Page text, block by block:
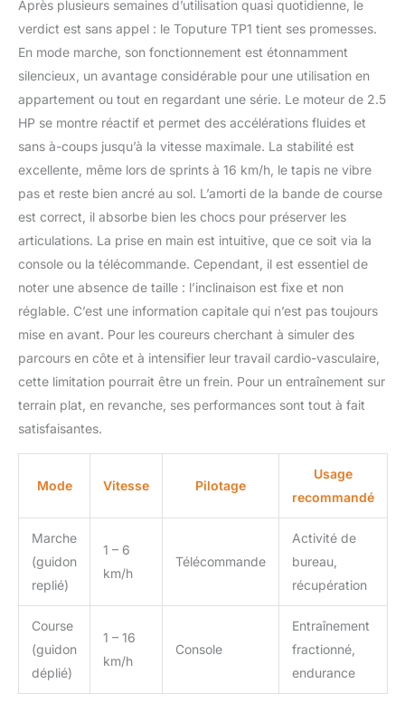
moteur de 2,5 HP qui
offre une capacité de
charge de 130 kg. La
ceinture de course à
texture antidérapante à 7
couches a une grande
surface de course
(1000*400MM). Les
colonnes internes en
silicone absorbent
fortement les impacts,
amortissant vos genoux,
vos muscles et vos
articulations tout en
réduisant le bruit pour
éviter de déranger les
autres. 【Conception
peu encombrante, aucun
assemblage requis】 Le
2-en-1 présente une
conception avancée
boucle. Ce tapis roulant
domestique pèse 22 kg
et comporte des roues
de transport inférieures
pour un transport facile.
Pliez et rangez sous une
table ou un canapé pour
Après plusieurs semaines d’utilisation quasi quotidienne, le
verdict est sans appel : le Toputure TP1 tient ses promesses.
En mode marche, son fonctionnement est étonnamment
silencieux, un avantage considérable pour une utilisation en
appartement ou tout en regardant une série. Le moteur de 2.5
HP se montre réactif et permet des accélérations fluides et
sans à-coups jusqu’à la vitesse maximale. La stabilité est
excellente, même lors de sprints à 16 km/h, le tapis ne vibre
pas et reste bien ancré au sol. L’amorti de la bande de course
est correct, il absorbe bien les chocs pour préserver les
articulations. La prise en main est intuitive, que ce soit via la
console ou la télécommande. Cependant, il est essentiel de
noter une absence de taille : l’inclinaison est fixe et non
réglable. C’est une information capitale qui n’est pas toujours
mise en avant. Pour les coureurs cherchant à simuler des
parcours en côte et à intensifier leur travail cardio-vasculaire,
cette limitation pourrait être un frein. Pour un entraînement sur
terrain plat, en revanche, ses performances sont tout à fait
satisfaisantes.
Mode Vitesse Pilotage
Usage
recommandé
Marche
(guidon
replié)
1 – 6
km/h
Télécommande
Activité de
bureau,
récupération
Course
(guidon
déplié)
1 – 16
km/h
Console
Entraînement
fractionné,
endurance